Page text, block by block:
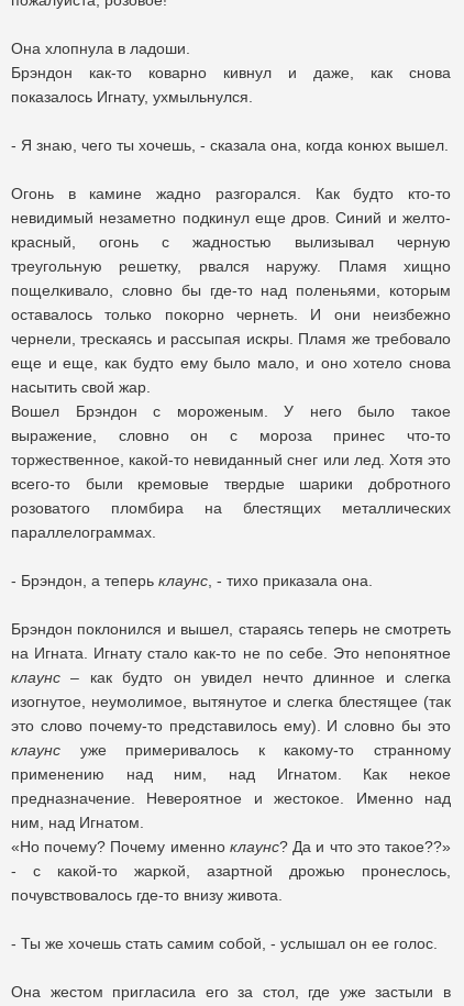
Она хлопнула в ладоши.
Брэндон как-то коварно кивнул и даже, как снова
показалось Игнату, ухмыльнулся.
- Я знаю, чего ты хочешь, - сказала она, когда конюх вышел.
Огонь в камине жадно разгорался. Как будто кто-то
невидимый незаметно подкинул еще дров. Синий и желто-
красный, огонь с жадностью вылизывал черную
треугольную решетку, рвался наружу. Пламя хищно
пощелкивало, словно бы где-то над поленьями, которым
оставалось только покорно чернеть. И они неизбежно
чернели, трескаясь и рассыпая искры. Пламя же требовало
еще и еще, как будто ему было мало, и оно хотело снова
насытить свой жар.
Вошел Брэндон с мороженым. У него было такое
выражение, словно он с мороза принес что-то
торжественное, какой-то невиданный снег или лед. Хотя это
всего-то были кремовые твердые шарики добротного
розоватого пломбира на блестящих металлических
параллелограммах.
- Брэндон, а теперь клаунс , - тихо приказала она.
Брэндон поклонился и вышел, стараясь теперь не смотреть
на Игната. Игнату стало как-то не по себе. Это непонятное
клаунс – как будто он увидел нечто длинное и слегка
изогнутое, неумолимое, вытянутое и слегка блестящее (так
это слово почему-то представилось ему). И словно бы это
клаунс уже примеривалось к какому-то странному
применению над ним, над Игнатом. Как некое
предназначение. Невероятное и жестокое. Именно над
ним, над Игнатом.
«Но почему? Почему именно клаунс? Да и что это такое??»
- с какой-то жаркой, азартной дрожью пронеслось,
почувствовалось где-то внизу живота.
- Ты же хочешь стать самим собой, - услышал он ее голос.
Она жестом пригласила его за стол, где уже застыли в